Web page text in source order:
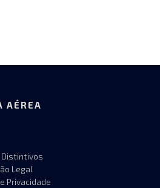
AÉREA
Legal
Privacidade